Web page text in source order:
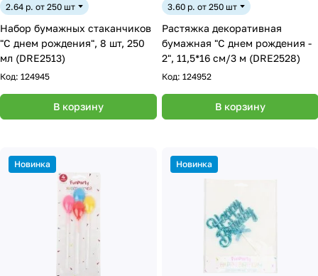
2.64 р. от 250 шт
Набор бумажных стаканчиков
"С днем рождения", 8 шт, 250
мл (DRE2513)
Код: 124945
В корзину
3.60 р. от 250 шт
Растяжка декоративная
бумажная "С днем рождения -
2", 11,5*16 см/3 м (DRE2528)
Код: 124952
В корзину
Новинка Новинка